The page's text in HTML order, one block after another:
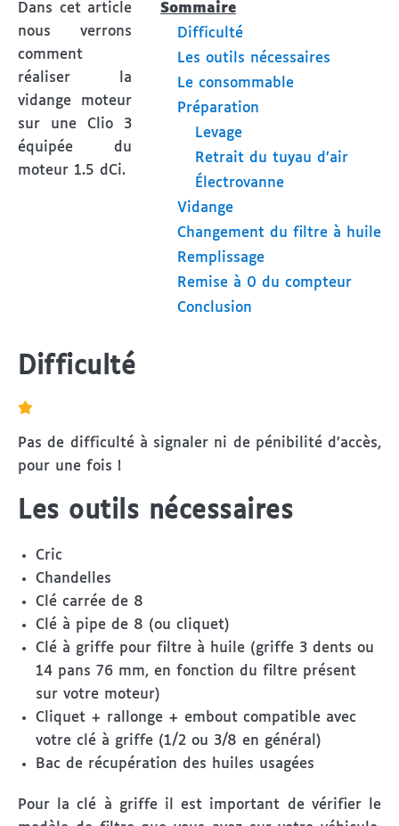
Sommaire
Difficulté
Les outils nécessaires
Le consommable
Préparation
Levage
Retrait du tuyau d’air
Électrovanne
Vidange
Changement du filtre à huile
Remplissage
Remise à 0 du compteur
Conclusion
Dans cet article
nous verrons
comment
réaliser la
vidange moteur
sur une Clio 3
équipée du
moteur 1.5 dCi.
Difficulté
Pas de difficulté à signaler ni de pénibilité d’accès,
pour une fois !
Les outils nécessaires
Cric
Chandelles
Clé carrée de 8
Clé à pipe de 8 (ou cliquet)
Clé à griffe pour filtre à huile (griffe 3 dents ou
14 pans 76 mm, en fonction du filtre présent
sur votre moteur)
Cliquet + rallonge + embout compatible avec
votre clé à griffe (1/2 ou 3/8 en général)
Bac de récupération des huiles usagées
Pour la clé à griffe il est important de vérifier le